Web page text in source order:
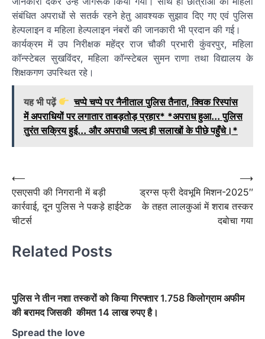
संबंधित अपराधों से सतर्क रहने हेतु आवश्यक सुझाव दिए गए एवं पुलिस
हेल्पलाइन व महिला हेल्पलाइन नंबरों की जानकारी भी प्रदान की गई।
कार्यक्रम में उप निरीक्षक महेंद्र राज चौकी प्रभारी कुंवरपुर, महिला
कॉन्स्टेबल सुखविंदर, महिला कॉन्स्टेबल सुमन राणा तथा विद्यालय के
शिक्षकगण उपस्थित रहे।
यह भी पढ़ें
चप्पे चप्पे पर नैनीताल पुलिस तैनात, क्विक रिस्पांस
में अपराधियों पर लगातार ताबड़तोड़ प्रहार* *अपराध हुआ... पुलिस
तुरंत सक्रिय हुई... और अपराधी जल्द ही सलाखों के पीछे पहुँचे।*
Post
navigation
⟵
एसएसपी की निगरानी में बड़ी
कार्रवाई, दून पुलिस ने पकड़े हाईटेक
चीटर्स
ड्रग्स फ्री देवभूमि मिशन-2025″
के तहत लालकुआं में शराब तस्कर
दबोचा गया
⟶
Related Posts
पुलिस ने तीन नशा तस्करों को किया गिरफ्तार 1.758 किलोग्राम अफीम
की बरामद जिसकी कीमत 14 लाख रुपए है।
Spread the love